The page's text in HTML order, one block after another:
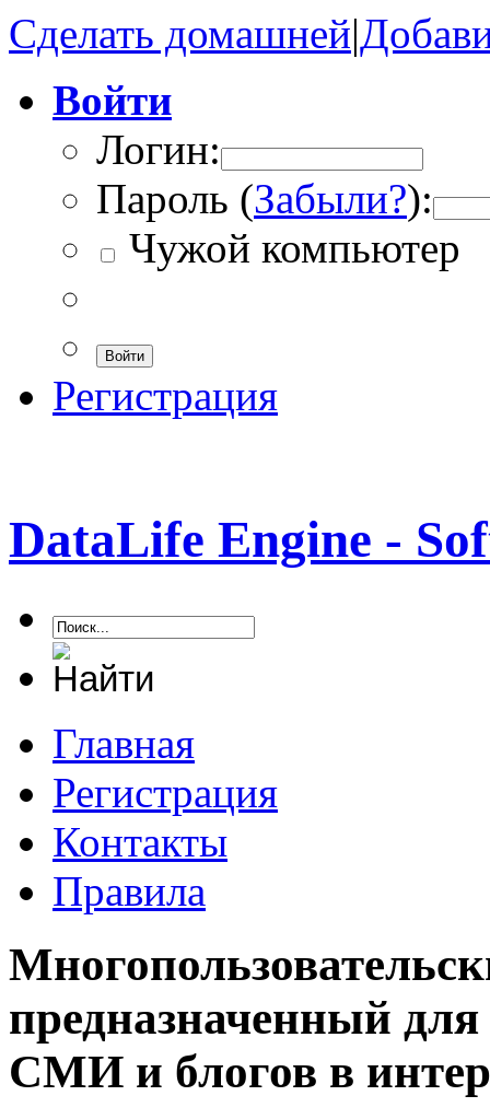
Сделать домашней|
Войти
Логин:
Пароль (Забыли?):
Чужой компьютер
Войти
Регистрация
DataLife Engine -
Главная
Регистрация
Контакты
Правила
предназначенный
СМИ и блогов в